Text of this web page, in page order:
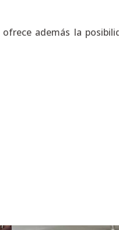
además la